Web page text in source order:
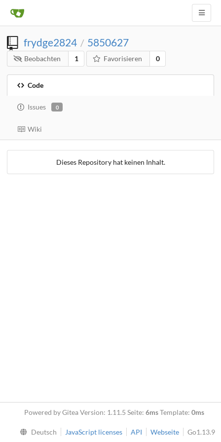
frydge2824 / 5850627
Beobachten 1 Favorisieren 0
Code
Issues 0
Wiki
Dieses Repository hat keinen Inhalt.
Powered by Gitea Version: 1.11.5 Seite: 6msTemplate: 0ms
Deutsch JavaScript licenses API Webseite Go1.13.9